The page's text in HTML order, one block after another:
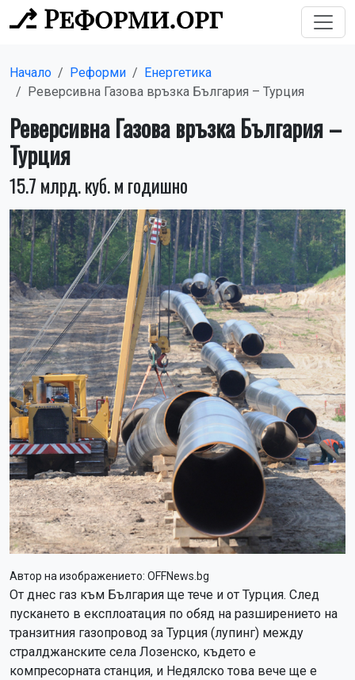
Начало Реформи
Енергетика
Реверсивна Газова връзка България – Турция
Реверсивна Газова връзка България –
Турция
15.7 млрд. куб. м годишно
Автор на изображението: OFFNews.bg
От днес газ към България ще тече и от Турция. След
пускането в експлоатация по обяд на разширението на
транзитния газопровод за Турция (лупинг) между
стралджанските села Лозенско, където е
компресорната станция, и Недялско това вече ще е